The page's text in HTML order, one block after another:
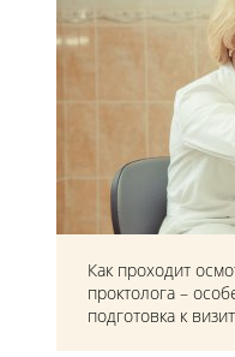
Как проходит
проктолога –
подготовка к